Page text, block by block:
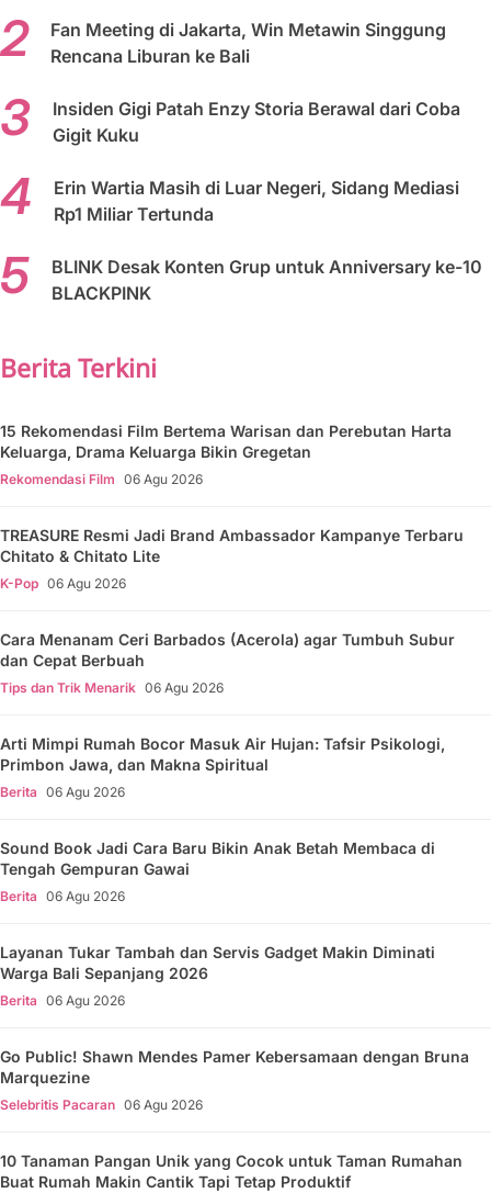
Fan Meeting di Jakarta, Win Metawin Singgung
Rencana Liburan ke Bali
Insiden Gigi Patah Enzy Storia Berawal dari Coba
Gigit Kuku
Erin Wartia Masih di Luar Negeri, Sidang Mediasi
Rp1 Miliar Tertunda
BLINK Desak Konten Grup untuk Anniversary ke-10
BLACKPINK
Berita Terkini
15 Rekomendasi Film Bertema Warisan dan Perebutan Harta
Keluarga, Drama Keluarga Bikin Gregetan
Rekomendasi Film 06 Agu 2026
TREASURE Resmi Jadi Brand Ambassador Kampanye Terbaru
Chitato & Chitato Lite
K-Pop 06 Agu 2026
Cara Menanam Ceri Barbados (Acerola) agar Tumbuh Subur
dan Cepat Berbuah
Tips dan Trik Menarik 06 Agu 2026
Arti Mimpi Rumah Bocor Masuk Air Hujan: Tafsir Psikologi,
Primbon Jawa, dan Makna Spiritual
Berita 06 Agu 2026
Sound Book Jadi Cara Baru Bikin Anak Betah Membaca di
Tengah Gempuran Gawai
Berita 06 Agu 2026
Layanan Tukar Tambah dan Servis Gadget Makin Diminati
Warga Bali Sepanjang 2026
Berita 06 Agu 2026
Go Public! Shawn Mendes Pamer Kebersamaan dengan Bruna
Marquezine
Selebritis Pacaran 06 Agu 2026
10 Tanaman Pangan Unik yang Cocok untuk Taman Rumahan
Buat Rumah Makin Cantik Tapi Tetap Produktif